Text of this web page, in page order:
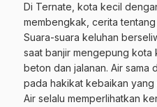
Di Ternate, kota kecil
membengkak, cerita
Suara-suara keluhan
saat banjir mengepung kota
beton dan jalanan. Air sama
pada hakikat kebaikan yang
Air selalu memperlihatkan